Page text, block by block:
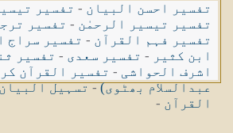
تفسیر احسن البیان - تفسیر
تفسیر تیسیر الرحمٰن - تفسیر
تفسیر فہم القرآن - تفسیر سراج
ابن کثیر - تفسیر سعدی - تفسیر
اشرف الحواشی - تفسیر القرآن
عبدالسلام بھٹوی)-تسہیل
القرآن -